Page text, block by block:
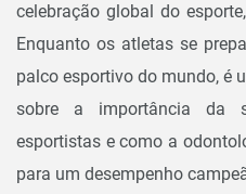
celebração global do
Enquanto os atletas se
palco esportivo do mundo, é
sobre a importância da
esportistas e como a
para um desempenho